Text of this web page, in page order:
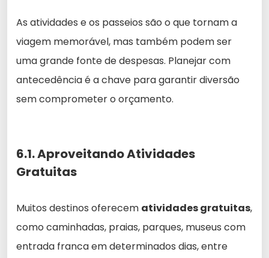
As atividades e os passeios são o que tornam a
viagem memorável, mas também podem ser
uma grande fonte de despesas. Planejar com
antecedência é a chave para garantir diversão
sem comprometer o orçamento.
6.1. Aproveitando Atividades
Gratuitas
Muitos destinos oferecem atividades gratuitas,
como caminhadas, praias, parques, museus com
entrada franca em determinados dias, entre